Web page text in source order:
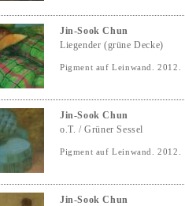
Jin-Sook Chun
Liegender (grüne Decke)
Pigment auf Leinwand. 2012.
Jin-Sook Chun
o.T. / Grüner Sessel
Pigment auf Leinwand. 2012.
Jin-Sook Chun